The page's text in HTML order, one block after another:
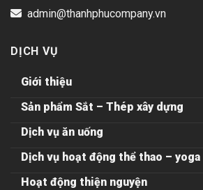
admin@thanhphucompany.vn
DỊCH VỤ
Giới thiệu
Sản phẩm Sắt – Thép xây dựng
Dịch vụ ăn uống
Dịch vụ hoạt động thể thao – yoga
Hoạt động thiện nguyện